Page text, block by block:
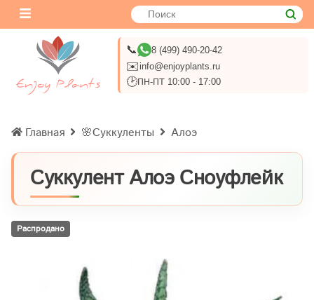
📞 8 (499) 490-20-42
✉️info@enjoyplants.ru
🕑ПН-ПТ 10:00 - 17:00
Главная 🌸Суккуленты Алоэ
Суккулент Алоэ Сноуфлейк
Распродано